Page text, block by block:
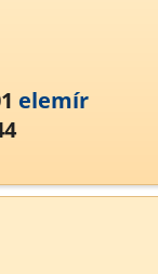
elemír